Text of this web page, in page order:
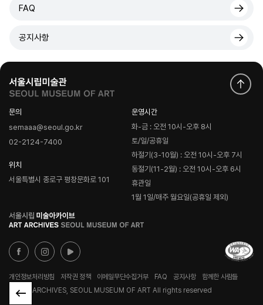
FAQ
공지사항
문의
semaaa@seoul.go.kr
02-2124-7400
위치
서울특별시 종로구 평창문화로 101
운영시간
화-금 : 오전 10시-오후 8시
토/일/공휴일
하절기(3-10월) : 오전 10시-오후 7시
동절기(11-2월) : 오전 10시-오후 6시
휴관일
1월 1일/매주 월요일(공휴일 제외)
로
고
개인정보처리방침 저작권 정책 이메일무단수집거부 FAQ 공지사항
함께한 사람들
© ART ARCHIVES, SEOUL MUSEUM OF ART All rights reserved